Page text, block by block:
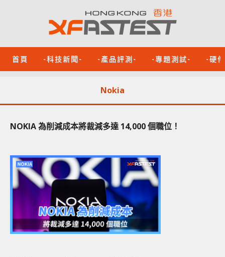
首頁 -科技新聞- -產品評測- -專題測試- -硬
Nokia
NOKIA 為削減成本將裁減多達 14,000 個職位！